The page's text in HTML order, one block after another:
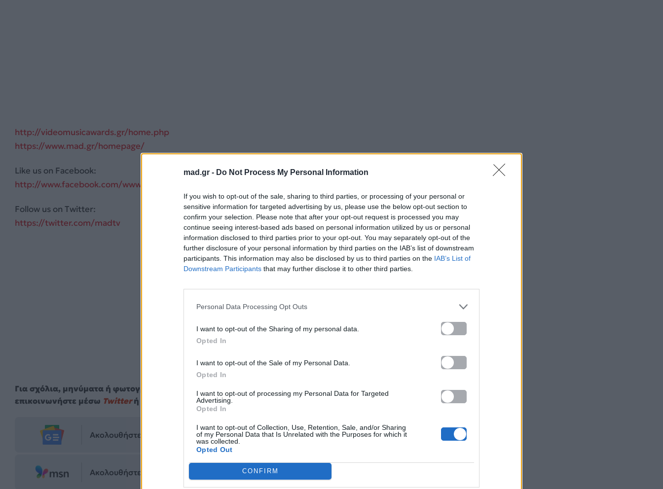
mad.gr - Do Not Process My Personal Information
If you wish to opt-out of the sale, sharing to third parties, or processing of your personal or
sensitive information for targeted advertising by us, please use the below opt-out section to
confirm your selection. Please note that after your opt-out request is processed you may
continue seeing interest-based ads based on personal information utilized by us or personal
information disclosed to third parties prior to your opt-out. You may separately opt-out of the
further disclosure of your personal information by third parties on the IAB’s list of downstream
participants. This information may also be disclosed by us to third parties on the IAB’s List of
Downstream Participants that may further disclose it to other third parties.
Personal Data Processing Opt Outs
I want to opt-out of the Sharing of my personal data.
Opted In
I want to opt-out of the Sale of my Personal Data.
Opted In
I want to opt-out of processing my Personal Data for Targeted
Advertising.
Opted In
I want to opt-out of Collection, Use, Retention, Sale, and/or Sharing
of my Personal Data that Is Unrelated with the Purposes for which it
was collected.
Opted Out
CONFIRM
http://videomusicawards.gr/home.php
https://www.mad.gr/homepage/
Like us on Facebook:
http://www.facebook.com/www.mad.tv
Follow us on Twitter:
https://twitter.com/madtv
Για σχόλια, μηνύματα ή φωτογραφικό υλικό σχετικά με το Mad.gr , επισκεφτείτε μας στο Facebook
επικοινωνήστε μέσω Twitterή ακολουθήστε μας στοInstagram
Ακολουθήστε το Mad.gr στο Google News
Ακολουθήστε το Mad.gr στο MSN